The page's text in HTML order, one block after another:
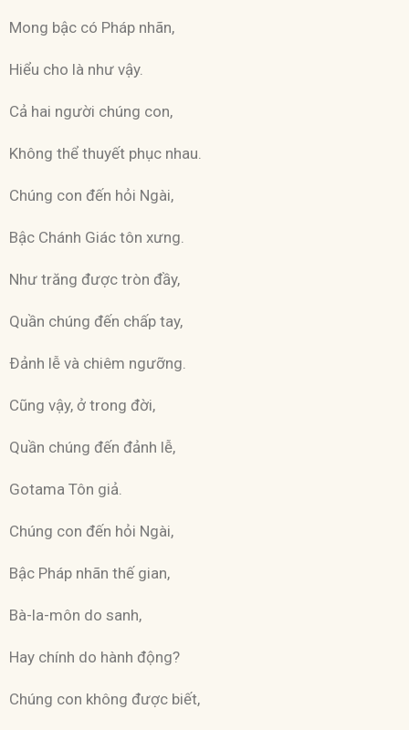
Mong bậc có Pháp nhãn,
Hiểu cho là như vậy.
Cả hai người chúng con,
Không thể thuyết phục nhau.
Chúng con đến hỏi Ngài,
Bậc Chánh Giác tôn xưng.
Như trăng được tròn đầy,
Quần chúng đến chấp tay,
Ðảnh lễ và chiêm ngưỡng.
Cũng vậy, ở trong đời,
Quần chúng đến đảnh lễ,
Gotama Tôn giả.
Chúng con đến hỏi Ngài,
Bậc Pháp nhãn thế gian,
Bà-la-môn do sanh,
Hay chính do hành động?
Chúng con không được biết,